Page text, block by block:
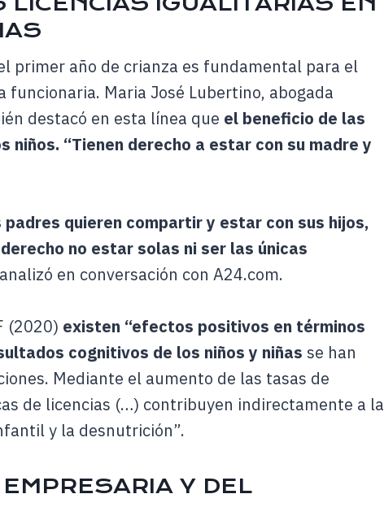
primer año de crianza es fundamental para el
funcionaria. Maria José Lubertino, abogada
destacó en esta línea que el beneficio de las
niños. “Tienen derecho a estar con su madre y
padres quieren compartir y estar con sus hijos,
no estar solas ni ser las únicas
en conversación con A24.com.
(2020) existen “efectos positivos en términos
cognitivos de los niños y niñas se han
Mediante el aumento de las tasas de
de licencias (…) contribuyen indirectamente a la
y la desnutrición”.
Y DEL